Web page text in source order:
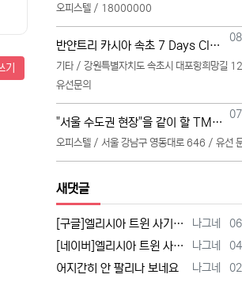
기
오피스텔 / 18000000
등
반얀트리 카시아 속초 7 Days Club OwnersMembership 분양직원 모집
기타 / 강원특별자치도 속초시 대포항희망길
유선문의
등
"서울 수도권 현장"을 같이 할 TM 총괄, 본부, 팀, 팀원 모집
오피스텔 / 서울 강남구 영동대로 646 / 유선
새댓글
등록자
나그네 등
[구글]엘리시아 트윈 사기 - 검색
등록자
나그네 등
[네이버]엘리시아 트윈 사기 - 검색
등록자
나그네 등
어지간히 안 팔리나 보네요